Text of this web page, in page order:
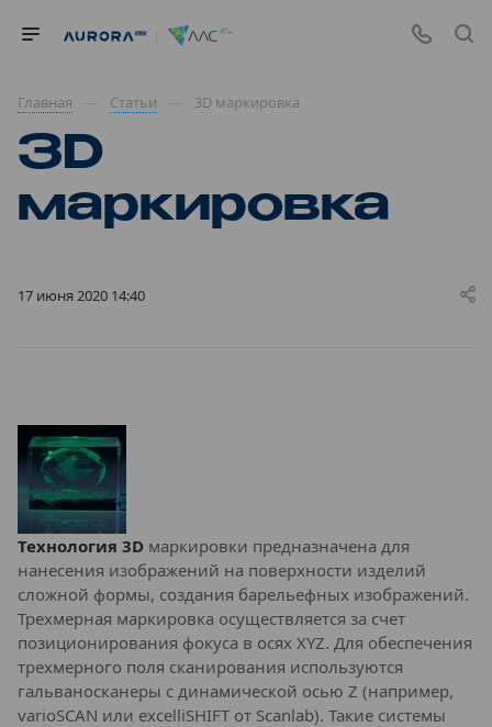
Главная Статьи 3D маркировка
3D
маркировка
17 июня 2020 14:40
Технология 3D маркировки предназначена для
нанесения изображений на поверхности изделий
сложной формы, создания барельефных изображений.
Трехмерная маркировка осуществляется за счет
позиционирования фокуса в осях XYZ. Для обеспечения
трехмерного поля сканирования используются
гальваносканеры с динамической осью Z (например,
varioSCAN или excelliSHIFT от Scanlab). Такие системы